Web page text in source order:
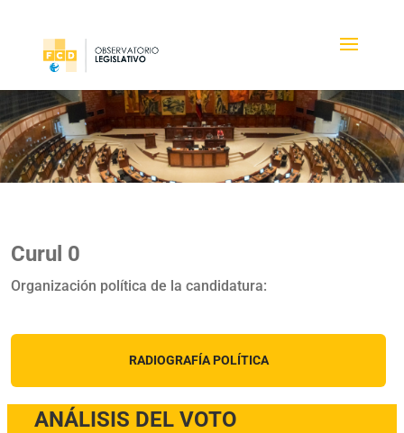
Curul 0
Organización política de la candidatura:
RADIOGRAFÍA POLÍTICA
ANÁLISIS DEL VOTO